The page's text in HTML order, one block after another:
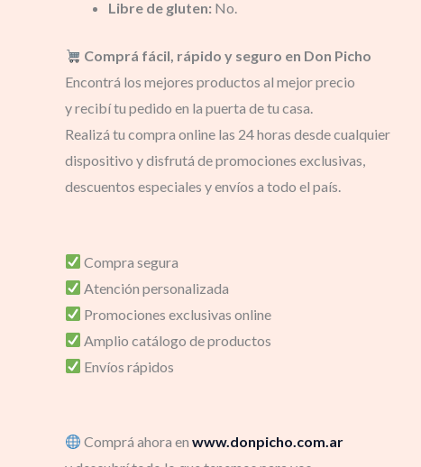
Libre de gluten: No.
Comprá fácil, rápido y seguro en Don Picho
Encontrá los mejores productos al mejor precio
y recibí tu pedido en la puerta de tu casa.
Realizá tu compra online las 24 horas desde cualquier
dispositivo y disfrutá de promociones exclusivas,
descuentos especiales y envíos a todo el país.
Compra segura
Atención personalizada
Promociones exclusivas online
Amplio catálogo de productos
Envíos rápidos
Comprá ahora enwww.donpicho.com.ar